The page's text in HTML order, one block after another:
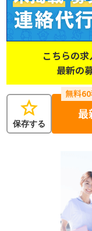
こちらの求
最新の
star
保存する
最